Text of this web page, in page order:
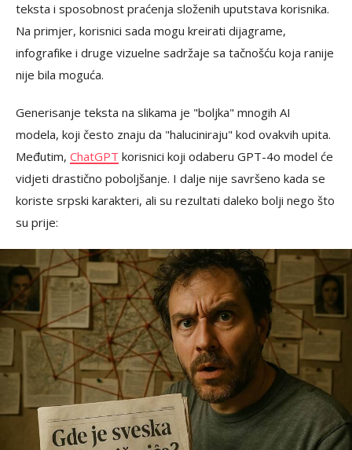
teksta i sposobnost praćenja složenih uputstava korisnika.
Na primjer, korisnici sada mogu kreirati dijagrame,
infografike i druge vizuelne sadržaje sa tačnošću koja ranije
nije bila moguća.
Generisanje teksta na slikama je "boljka" mnogih AI
modela, koji često znaju da "haluciniraju" kod ovakvih upita.
Međutim, ChatGPT korisnici koji odaberu GPT-4o model će
vidjeti drastično poboljšanje. I dalje nije savršeno kada se
koriste srpski karakteri, ali su rezultati daleko bolji nego što
su prije: